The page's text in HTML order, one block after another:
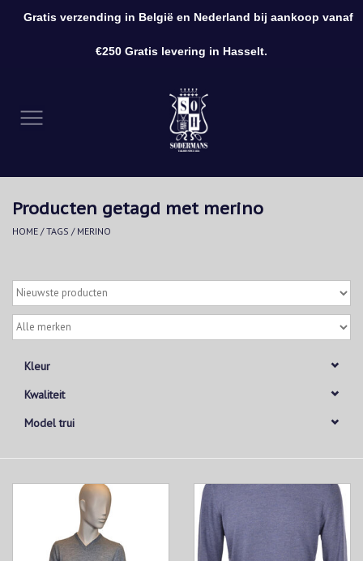
Kleding
Accessoires
Producten getagd met merino
HOME /TAGS / MERINO
Kleur
Kwaliteit
Model trui
Gratis verzending in België en Nederland bij aankoop vanaf
€250 Gratis levering in Hasselt.